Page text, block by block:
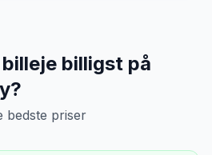
billigst på
?
bedste priser